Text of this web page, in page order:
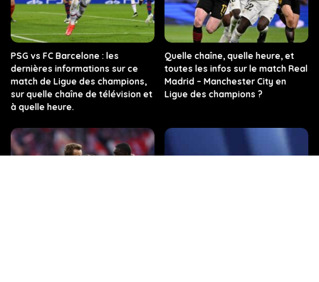
PSG vs FC Barcelone : les
dernières informations sur ce
match de Ligue des champions,
sur quelle chaîne de télévision et
à quelle heure.
Quelle chaîne, quelle heure, et
toutes les infos sur le match Real
Madrid – Manchester City en
Ligue des champions ?